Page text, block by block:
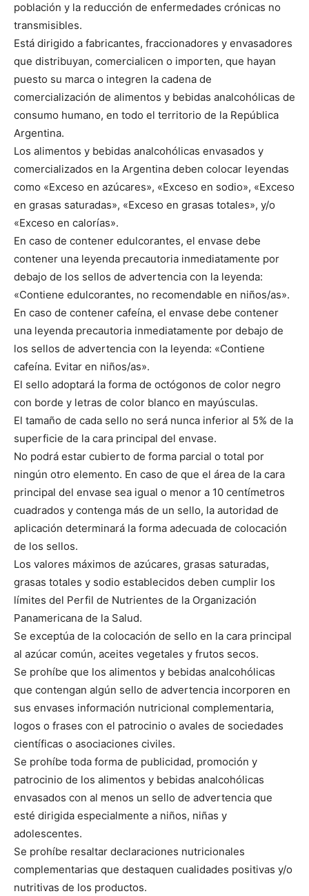
población y la reducción de enfermedades crónicas no
transmisibles.
Está dirigido a fabricantes, fraccionadores y envasadores
que distribuyan, comercialicen o importen, que hayan
puesto su marca o integren la cadena de
comercialización de alimentos y bebidas analcohólicas de
consumo humano, en todo el territorio de la República
Argentina.
Los alimentos y bebidas analcohólicas envasados y
comercializados en la Argentina deben colocar leyendas
como «Exceso en azúcares», «Exceso en sodio», «Exceso
en grasas saturadas», «Exceso en grasas totales», y/o
«Exceso en calorías».
En caso de contener edulcorantes, el envase debe
contener una leyenda precautoria inmediatamente por
debajo de los sellos de advertencia con la leyenda:
«Contiene edulcorantes, no recomendable en niños/as».
En caso de contener cafeína, el envase debe contener
una leyenda precautoria inmediatamente por debajo de
los sellos de advertencia con la leyenda: «Contiene
cafeína. Evitar en niños/as».
El sello adoptará la forma de octógonos de color negro
con borde y letras de color blanco en mayúsculas.
El tamaño de cada sello no será nunca inferior al 5% de la
superficie de la cara principal del envase.
No podrá estar cubierto de forma parcial o total por
ningún otro elemento. En caso de que el área de la cara
principal del envase sea igual o menor a 10 centímetros
cuadrados y contenga más de un sello, la autoridad de
aplicación determinará la forma adecuada de colocación
de los sellos.
Los valores máximos de azúcares, grasas saturadas,
grasas totales y sodio establecidos deben cumplir los
límites del Perfil de Nutrientes de la Organización
Panamericana de la Salud.
Se exceptúa de la colocación de sello en la cara principal
al azúcar común, aceites vegetales y frutos secos.
Se prohíbe que los alimentos y bebidas analcohólicas
que contengan algún sello de advertencia incorporen en
sus envases información nutricional complementaria,
logos o frases con el patrocinio o avales de sociedades
científicas o asociaciones civiles.
Se prohíbe toda forma de publicidad, promoción y
patrocinio de los alimentos y bebidas analcohólicas
envasados con al menos un sello de advertencia que
esté dirigida especialmente a niños, niñas y
adolescentes.
Se prohíbe resaltar declaraciones nutricionales
complementarias que destaquen cualidades positivas y/o
nutritivas de los productos.